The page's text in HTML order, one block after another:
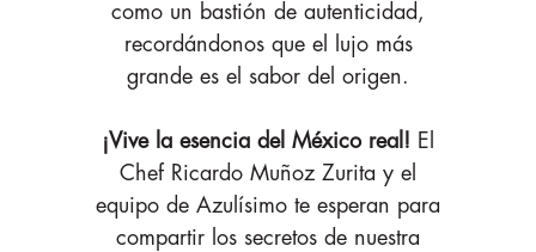
Expositores
Santander 360
como un bastión de autenticidad,
recordándonos que el lujo más
grande es el sabor del origen.
¡Vive la esencia del México real! El
Chef Ricardo Muñoz Zurita y el
equipo de Azulísimo te esperan para
compartir los secretos de nuestra